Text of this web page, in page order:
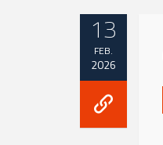
13
FEB.
2026